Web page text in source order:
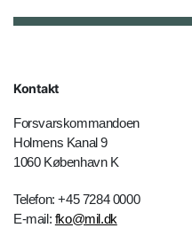
Kontakt
Forsvarskommandoen
Holmens Kanal 9
1060 København K
Telefon: +45 7284 0000
E-mail: fko@mil.dk